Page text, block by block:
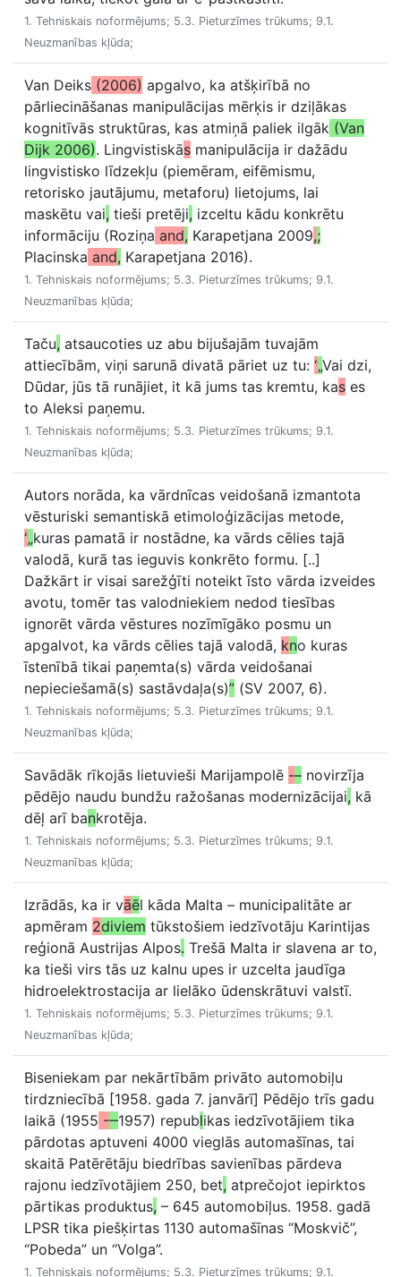
1. Tehniskais noformējums; 5.3. Pieturzīmes trūkums; 9.1.
Neuzmanības kļūda;
Van Deiks (2006) apgalvo, ka atšķirībā no
pārliecināšanas manipulācijas mērķis ir dziļākas
kognitīvās struktūras, kas atmiņā paliek ilgāk (Van
Dijk 2006). Lingvistiskās manipulācija ir dažādu
lingvistisko līdzekļu (piemēram, eifēmismu,
retorisko jautājumu, metaforu) lietojums, lai
maskētu vai, tieši pretēji, izceltu kādu konkrētu
informāciju (Roziņa and, Karapetjana 2009,;
Placinska and, Karapetjana 2016).
1. Tehniskais noformējums; 5.3. Pieturzīmes trūkums; 9.1.
Neuzmanības kļūda;
Taču, atsaucoties uz abu bijušajām tuvajām
attiecībām, viņi sarunā divatā pāriet uz tu: “„Vai dzi,
Dūdar, jūs tā runājiet, it kā jums tas kremtu, kas es
to Aleksi paņemu.
1. Tehniskais noformējums; 5.3. Pieturzīmes trūkums; 9.1.
Neuzmanības kļūda;
Autors norāda, ka vārdnīcas veidošanā izmantota
vēsturiski semantiskā etimoloģizācijas metode,
“„kuras pamatā ir nostādne, ka vārds cēlies tajā
valodā, kurā tas ieguvis konkrēto formu. [..]
Dažkārt ir visai sarežģīti noteikt īsto vārda izveides
avotu, tomēr tas valodniekiem nedod tiesības
ignorēt vārda vēstures nozīmīgāko posmu un
apgalvot, ka vārds cēlies tajā valodā, kno kuras
īstenībā tikai paņemta(s) vārda veidošanai
nepieciešamā(s) sastāvdaļa(s)” (SV 2007, 6).
1. Tehniskais noformējums; 5.3. Pieturzīmes trūkums; 9.1.
Neuzmanības kļūda;
Savādāk rīkojās lietuvieši Marijampolē -– novirzīja
pēdējo naudu bundžu ražošanas modernizācijai, kā
dēļ arī bankrotēja.
1. Tehniskais noformējums; 5.3. Pieturzīmes trūkums; 9.1.
Neuzmanības kļūda;
Izrādās, ka ir vāēl kāda Malta – municipalitāte ar
apmēram 2diviem tūkstošiem iedzīvotāju Karintijas
reģionā Austrijas Alpos. Trešā Malta ir slavena ar to,
ka tieši virs tās uz kalnu upes ir uzcelta jaudīga
hidroelektrostacija ar lielāko ūdenskrātuvi valstī.
1. Tehniskais noformējums; 5.3. Pieturzīmes trūkums; 9.1.
Neuzmanības kļūda;
Biseniekam par nekārtībām privāto automobiļu
tirdzniecībā [1958. gada 7. janvārī] Pēdējo trīs gadu
laikā (1955 -‒1957) republikas iedzīvotājiem tika
pārdotas aptuveni 4000 vieglās automašīnas, tai
skaitā Patērētāju biedrības savienības pārdeva
rajonu iedzīvotājiem 250, bet, atprečojot iepirktos
pārtikas produktus, – 645 automobiļus. 1958. gadā
LPSR tika piešķirtas 1130 automašīnas “Moskvič”,
“Pobeda” un “Volga”.
1. Tehniskais noformējums; 5.3. Pieturzīmes trūkums; 9.1.